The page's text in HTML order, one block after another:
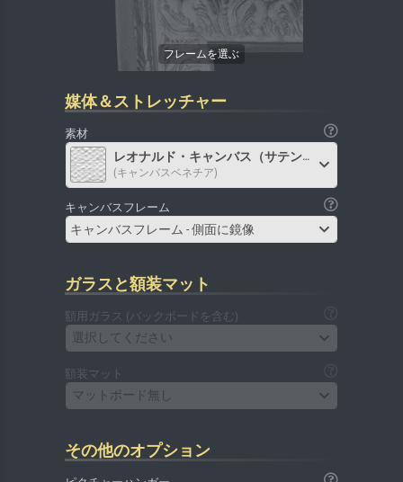
媒体＆ストレッチャー
素材
レオナルド・キャンバス（サテン）
(キャンバスベネチア)
キャンバスフレーム
キャンバスフレーム - 側面に鏡像
ガラスと額装マット
額用ガラス (バックボードを含む)
選択してください
額装マット
マットボード無し
その他のオプション